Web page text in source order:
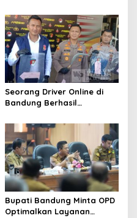
dan DPR
Seorang Driver Online di
Bandung Berhasil
Pelaku Pencurian
Bupati Bandung Minta OPD
Optimalkan Layanan